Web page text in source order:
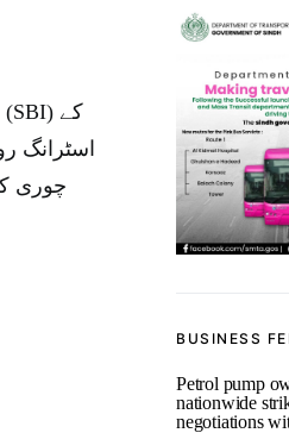
BUSINESS
Petrol pump
nationwide
negotiations